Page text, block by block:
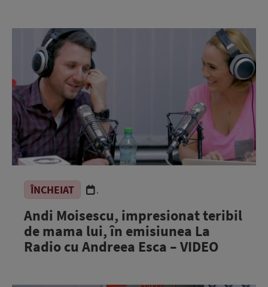
ÎNCHEIAT .
Andi Moisescu, impresionat teribil
de mama lui, în emisiunea La
Radio cu Andreea Esca – VIDEO